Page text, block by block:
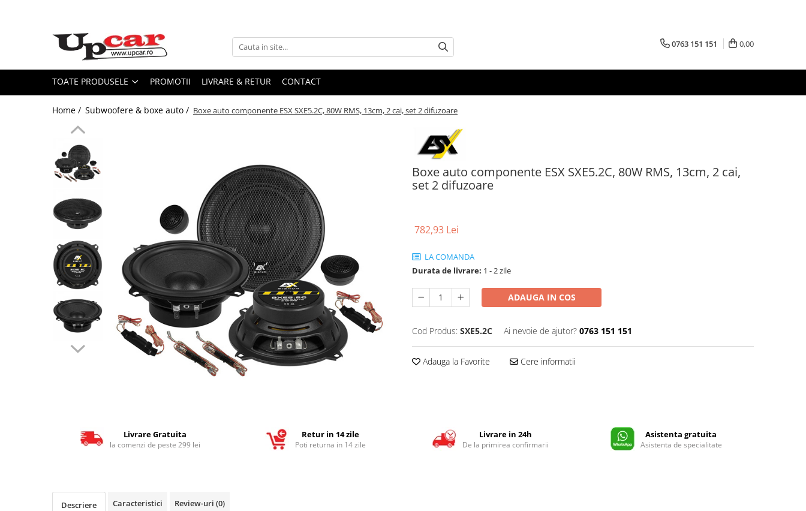
Toate Produsele
Tricicluri Electrice
ATV-uri Electrice
Trotinete Electrice
Biciclete Electrice
Masinute Electrice
Electrice si Electronice
Aplice si Pendule
Electrocasnice Mici
Audio & Video
0763 151 151 0,00
TOATE PRODUSELE PROMOTII LIVRARE & RETUR CONTACT
Home / Subwoofere & boxe auto / Boxe auto componente ESX SXE5.2C, 80W RMS, 13cm, 2 cai, set 2 difuzoare
Boxe auto componente ESX SXE5.2C, 80W RMS, 13cm, 2 cai,
set 2 difuzoare
782,93 Lei
LA COMANDA
Durata de livrare: 1 - 2 zile
ADAUGA IN COS
Cod Produs: SXE5.2C Ai nevoie de ajutor? 0763 151 151
Adauga la Favorite Cere informatii
Livrare Gratuita
la comenzi de peste 299 lei
Retur in 14 zile
Poti returna in 14 zile
Livrare in 24h
De la primirea confirmarii
Asistenta gratuita
Asistenta de specialitate
Descriere Caracteristici Review-uri (0)